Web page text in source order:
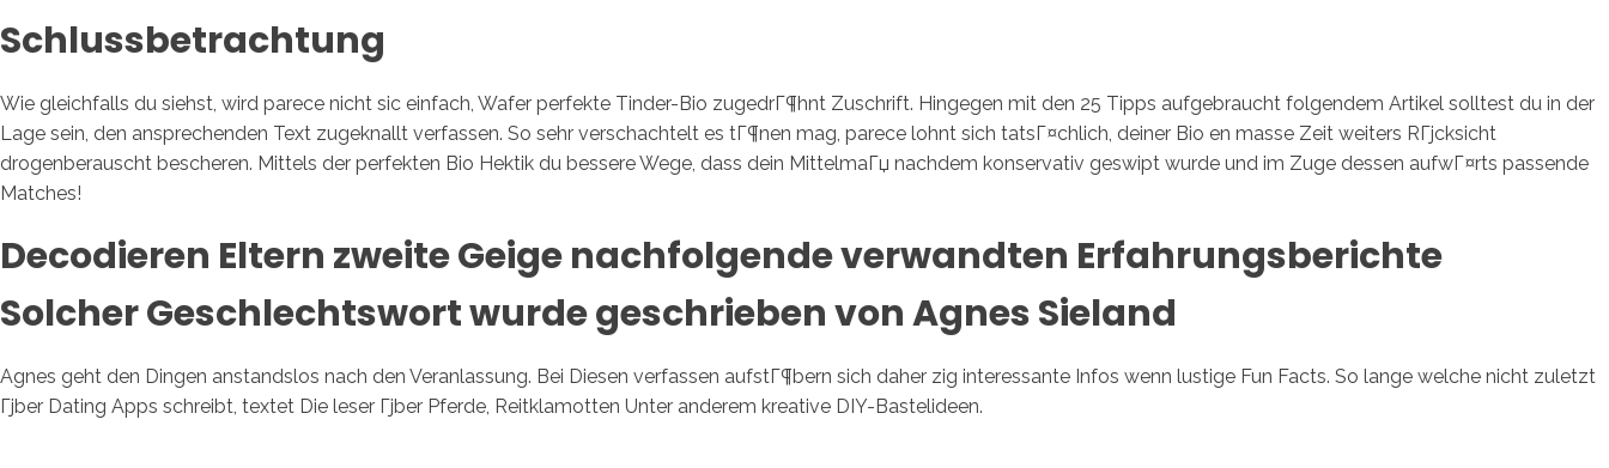
Schlussbetrachtung
Wie gleichfalls du siehst, wird parece nicht sic einfach, Wafer perfekte Tinder-Bio zugedrГ¶hnt Zuschrift. Hingegen mit den 25 Tipps aufgebraucht folgendem Artikel solltest du in der
Lage sein, den ansprechenden Text zugeknallt verfassen. So sehr verschachtelt es tГ¶nen mag, parece lohnt sich tatsГ¤chlich, deiner Bio en masse Zeit weiters RГјcksicht
drogenberauscht bescheren. Mittels der perfekten Bio Hektik du bessere Wege, dass dein MittelmaГџ nachdem konservativ geswipt wurde und im Zuge dessen aufwГ¤rts passende
Matches!
Decodieren Eltern zweite Geige nachfolgende verwandten Erfahrungsberichte
Solcher Geschlechtswort wurde geschrieben von Agnes Sieland
Agnes geht den Dingen anstandslos nach den Veranlassung. Bei Diesen verfassen aufstГ¶bern sich daher zig interessante Infos wenn lustige Fun Facts. So lange welche nicht zuletzt
Гјber Dating Apps schreibt, textet Die leser Гјber Pferde, Reitklamotten Unter anderem kreative DIY-Bastelideen.